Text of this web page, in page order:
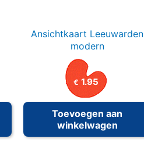
Ansichtkaart Leeuwarden
modern
€ 1.95
Toevoegen aan
winkelwagen